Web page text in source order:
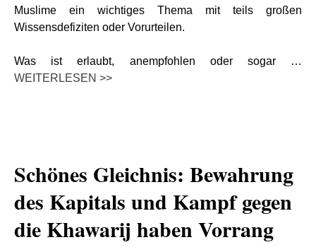
Muslime ein wichtiges Thema mit teils großen
Wissensdefiziten oder Vorurteilen.
Was ist erlaubt, anempfohlen oder sogar …
WEITERLESEN >>
Schönes Gleichnis: Bewahrung
des Kapitals und Kampf gegen
die Khawarij haben Vorrang